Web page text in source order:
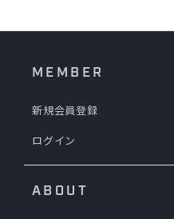
MEMBER
新規会員登録
ログイン
ABOUT